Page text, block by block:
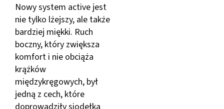
Nowy system active jest
nie tylko lżejszy, ale także
bardziej miękki. Ruch
boczny, który zwiększa
komfort i nie obciąża
krążków
międzykręgowych, był
jedną z cech, które